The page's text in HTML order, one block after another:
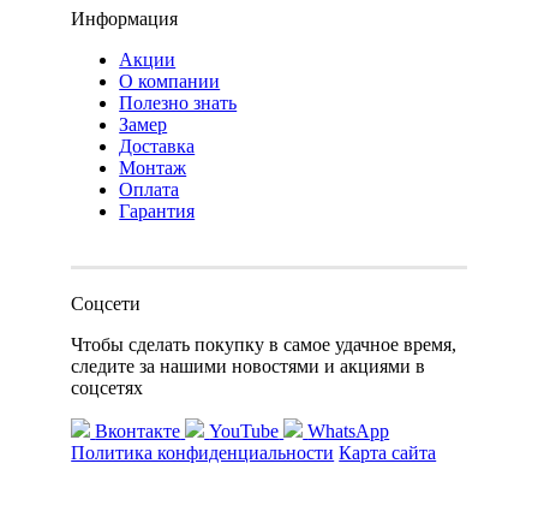
Информация
Акции
О компании
Полезно знать
Замер
Доставка
Монтаж
Оплата
Гарантия
Соцсети
Чтобы сделать покупку в самое удачное время,
следите за нашими новостями и акциями в
соцсетях
Вконтакте YouTube
WhatsApp
Политика конфиденциальности Карта сайта